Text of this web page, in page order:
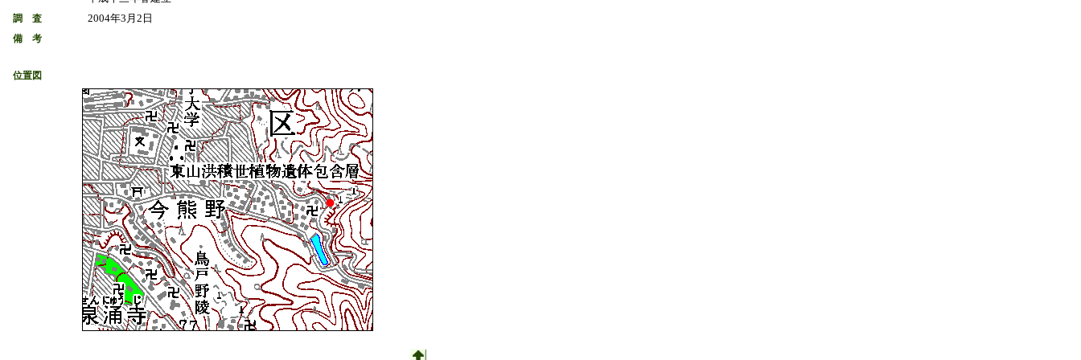
調 査 2004年3月2日
備 考
位置図